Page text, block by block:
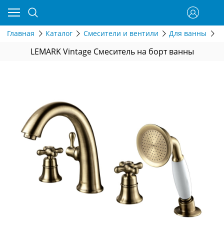
Главная Каталог Смесители и вентили Для ванны
LEMARK Vintage Смеситель на борт ванны